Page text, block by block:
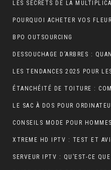
BPO OUTSOURCING
ÉTANCHÉITÉ DE TOITURE :